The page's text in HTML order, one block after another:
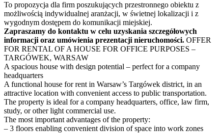
To propozycja dla firm poszukujących przestronnego obiektu z
możliwością indywidualnej aranżacji, w świetnej lokalizacji i z
wygodnym dostępem do komunikacji miejskiej.
Zapraszamy do kontaktu w celu uzyskania szczegółowych
informacji oraz umówienia prezentacji nieruchomości. OFFER
FOR RENTAL OF A HOUSE FOR OFFICE PURPOSES –
TARGÓWEK, WARSAW
A spacious house with design potential – perfect for a company
headquarters
A functional house for rent in Warsaw’s Targówek district, in an
attractive location with convenient access to public transportation.
The property is ideal for a company headquarters, office, law firm,
study, or other light commercial use.
The most important advantages of the property:
– 3 floors enabling convenient division of space into work zones